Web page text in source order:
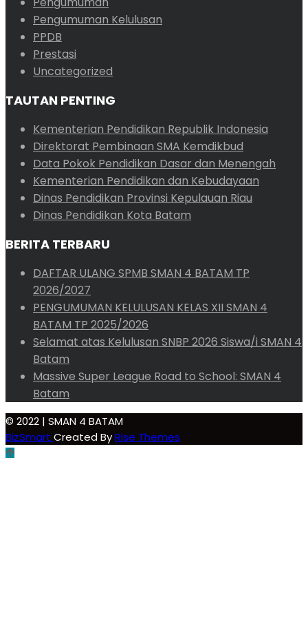
Pengumuman Kelulusan
PPDB
Prestasi
Uncategorized
TAUTAN PENTING
Kementerian Pendidikan Republik Indonesia
Direktorat Pembinaan SMA Kemdikbud
Data Pokok Pendidikan Dasar dan Menengah
Kementerian Pendidikan dan Kebudayaan
Dinas Pendidikan Provinsi Kepulauan Riau
Dinas Pendidikan Kota Batam
BERITA TERBARU
DAFTAR ULANG SPMB SMAN 4 BATAM TP
2026/2027
PENGUMUMAN KELULUSAN KELAS XII SMAN 4
BATAM TP 2025/2026
Selamat atas Kelulusan SNBP 2026 Siswa/i SMAN 4
Batam
Massive Super League Road to School: SMAN 4
Batam
© 2022 | SMAN 4 BATAM
BizSmart Created ByRise Themes